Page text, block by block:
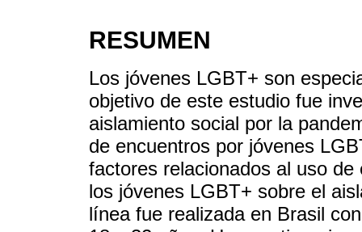
RESUMEN
Los jóvenes LGBT+ son
objetivo de este estudio fue
aislamiento social por la
de encuentros por jóvenes
factores relacionados al uso
los jóvenes LGBT+ sobre el
línea fue realizada en Brasil